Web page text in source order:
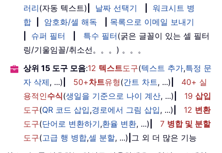
러리(자동 텍스트) 날짜 선택기
워크시트 병
합
암호화/셀 해독
목록으로 이메일 보내기
슈퍼 필터 특수 필터(굵은 글꼴이 있는 셀 필터
링/기울임꼴/취소선。。。) 。。。
상위 15 도구 모음:12 텍스트도구(텍스트 추가,특정 문
자 삭제, ...) 50+차트유형(간트 차트, ...)
40+ 실
용적인수식(생일을 기준으로 나이 계산, ...) 19 삽입
도구(QR 코드 삽입,경로에서 그림 삽입, ...) 12 변환
도구(단어로 변환하기,환율 변환, ...) 7 병합 및 분할
도구(고급 행 병합,셀 분할, ...) 그 외 더 많은 기능